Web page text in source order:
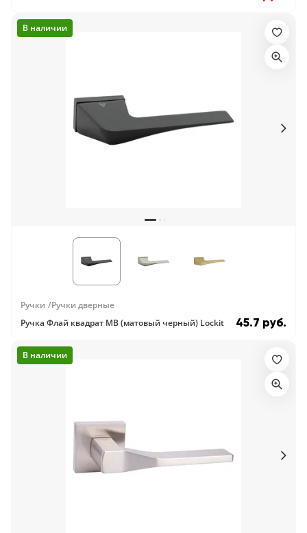
В наличии
Ручки
Ручки дверные
Ручка Флай квадрат MB (матовый черный) Lockit
45.7 руб.
В наличии